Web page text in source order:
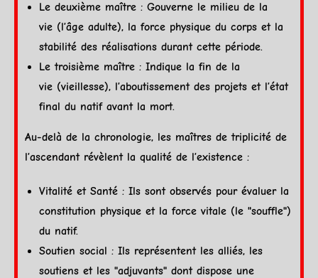
Le deuxième maître : Gouverne le milieu de la
vie (l’âge adulte), la force physique du corps et la
stabilité des réalisations durant cette période.
Le troisième maître : Indique la fin de la
vie (vieillesse), l’aboutissement des projets et l’état
final du natif avant la mort.
Au-delà de la chronologie, les maîtres de triplicité de
l’ascendantrévèlent la qualité de l’existence :
Vitalité et Santé : Ils sont observés pour évaluer la
constitution physique et la force vitale (le "souffle")
du natif.
Soutien social : Ils représentent les alliés, les
soutiens et les "adjuvants" dont dispose une